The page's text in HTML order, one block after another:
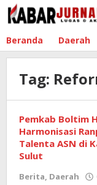
Lewati
ke
Beranda Daerah
Tag:
Pemkab Boltim
Harmonisasi
Talenta ASN di
Sulut
Berita, Daerah